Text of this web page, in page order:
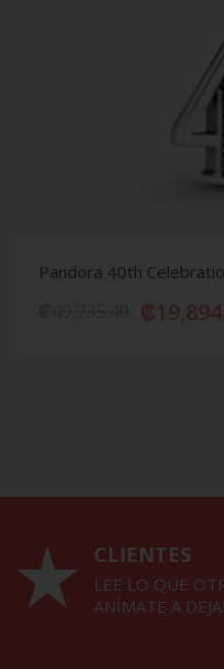
Pandora 40th
₡
CLIENTES
LEE LO QUE
ANÍMATE A